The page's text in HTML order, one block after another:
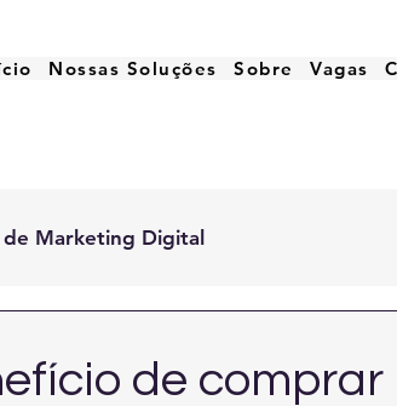
Nossas Soluções Sobre Vagas
de Marketing Digital
de comprar